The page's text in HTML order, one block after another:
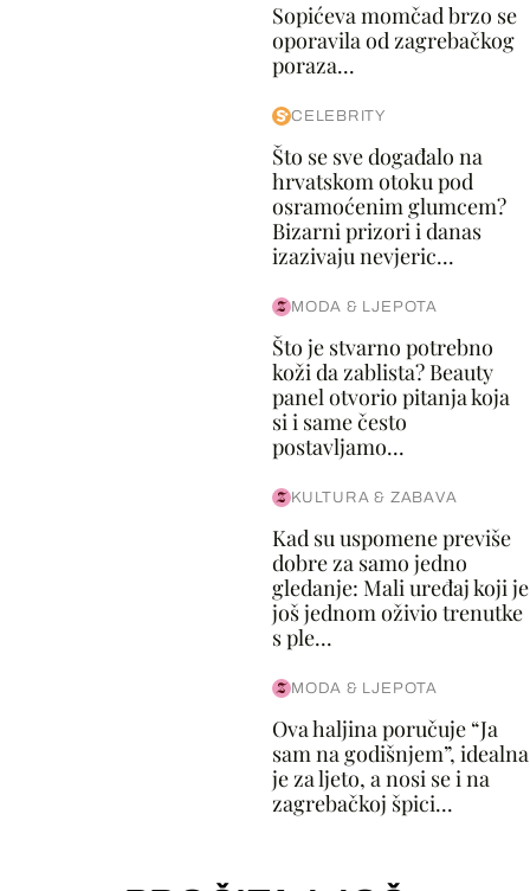
Sopićeva momčad brzo se
oporavila od zagrebačkog
poraza...
CELEBRITY
Što se sve događalo na
hrvatskom otoku pod
osramoćenim glumcem?
Bizarni prizori i danas
izazivaju nevjeric...
MODA & LJEPOTA
Što je stvarno potrebno
koži da zablista? Beauty
panel otvorio pitanja koja
si i same često
postavljamo...
KULTURA & ZABAVA
Kad su uspomene previše
dobre za samo jedno
gledanje: Mali uređaj koji je
još jednom oživio trenutke
s ple...
MODA & LJEPOTA
Ova haljina poručuje “Ja
sam na godišnjem”, idealna
je za ljeto, a nosi se i na
zagrebačkoj špici...